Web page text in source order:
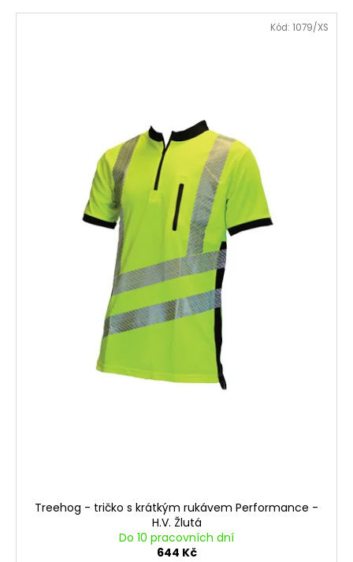
Treehog - tričko s krátkým rukávem Performance -
H.V. Žlutá
Do 10 pracovních dní
644 Kč
Kód: 1079/XS